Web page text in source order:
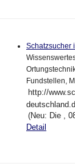
Schatzsucher
Fundstellen,
http://
(Neu: Die ,
Detail